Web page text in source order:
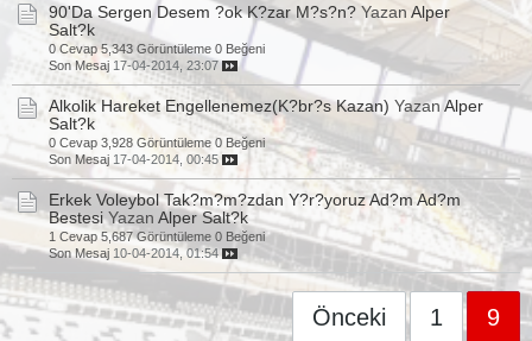
90'Da Sergen Desem ?ok K?zar M?s?n? Yazan Alper
Salt?k
0 Cevap 5,343 Görüntüleme 0 Beğeni
Son Mesaj 17-04-2014, 23:07
Alkolik Hareket Engellenemez(K?br?s Kazan) Yazan Alper
Salt?k
0 Cevap 3,928 Görüntüleme 0 Beğeni
Son Mesaj 17-04-2014, 00:45
Erkek Voleybol Tak?m?m?zdan Y?r?yoruz Ad?m Ad?m
Bestesi Yazan Alper Salt?k
1 Cevap 5,687 Görüntüleme 0 Beğeni
Son Mesaj 10-04-2014, 01:54
Önceki 1 9